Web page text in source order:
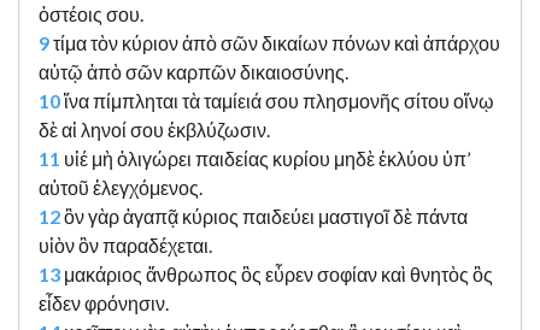
ὀστέοις σου.
9τίμα τὸν κύριον ἀπὸ σῶν δικαίων πόνων καὶ ἀπάρχου
αὐτῷ ἀπὸ σῶν καρπῶν δικαιοσύνης.
10ἵνα πίμπληται τὰ ταμίειά σου πλησμονῆς σίτου οἴνῳ
δὲ αἱ ληνοί σου ἐκβλύζωσιν.
11 υἱέ μὴ ὀλιγώρει παιδείας κυρίου μηδὲ ἐκλύου ὑπ’
αὐτοῦ ἐλεγχόμενος.
12ὃν γὰρ ἀγαπᾷ κύριος παιδεύει μαστιγοῖ δὲ πάντα
υἱὸν ὃν παραδέχεται.
13 μακάριος ἄνθρωπος ὃς εὗρεν σοφίαν καὶ θνητὸς ὃς
εἶδεν φρόνησιν.